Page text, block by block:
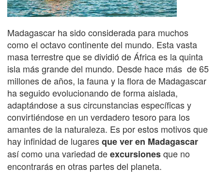
Madagascar ha sido considerada para muchos
como el octavo continente del mundo. Esta vasta
masa terrestre que se dividió de África es la quinta
isla más grande del mundo. Desde hace más de 65
millones de años, la fauna y la flora de Madagascar
ha seguido evolucionando de forma aislada,
adaptándose a sus circunstancias específicas y
convirtiéndose en un verdadero tesoro para los
amantes de la naturaleza. Es por estos motivos que
hay infinidad de lugaresque ver en Madagascar
así como una variedad deexcursionesque no
encontrarás en otras partes del planeta.